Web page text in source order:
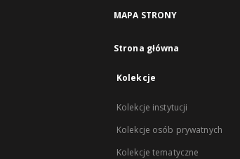
MAPA STRONY
Strona główna
Kolekcje
Kolekcje instytucji
Kolekcje osób prywatnych
Kolekcje tematyczne